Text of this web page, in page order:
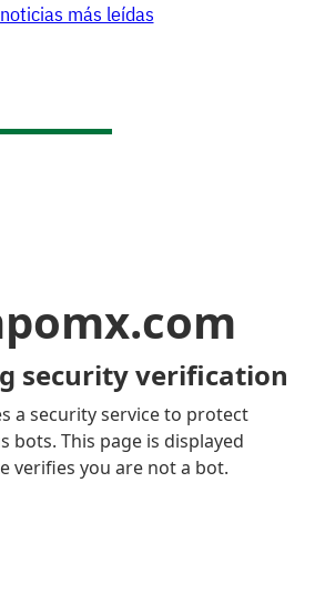
noticias más leídas